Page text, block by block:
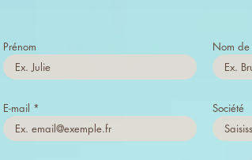
Prénom Nom
E-mail Société